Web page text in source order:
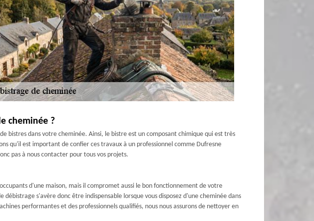
cheminée ?
bistres dans votre cheminée. Ainsi, le bistre est un composant chimique qui est très
qu'il est important de confier ces travaux à un professionnel comme Dufresne
pas à nous contacter pour tous vos projets.
d'une maison, mais il compromet aussi le bon fonctionnement de votre
s'avère donc être indispensable lorsque vous disposez d'une cheminée dans
performantes et des professionnels qualifiés, nous nous assurons de nettoyer en